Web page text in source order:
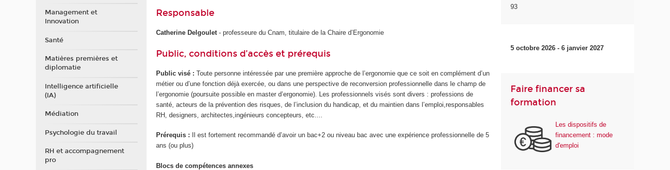
Responsable
Catherine Delgoulet - professeure du Cnam, titulaire de la Chaire d’Ergonomie
Public, conditions d’accès et prérequis
Public visé : Toute personne intéressée par une première approche de l’ergonomie que ce soit en complément d’un
métier ou d’une fonction déjà exercée, ou dans une perspective de reconversion professionnelle dans le champ de
l’ergonomie (poursuite possible en master d’ergonomie). Les professionnels visés sont divers : professions de
santé, acteurs de la prévention des risques, de l’inclusion du handicap, et du maintien dans l’emploi,responsables
RH, designers, architectes,ingénieurs concepteurs, etc....
Prérequis :
Il est fortement recommandé d’avoir un bac+2 ou niveau bac avec une expérience professionnelle de 5
ans (ou plus)
Blocs de compétences annexes
93
5 octobre 2026 - 6 janvier 2027
Faire financer sa
formation
Les dispositifs de
financement : mode
d'emploi
Management et
Innovation
Santé
Matières premières et
diplomatie
Intelligence artificielle
(IA)
Médiation
Psychologie du travail
RH et accompagnement
pro